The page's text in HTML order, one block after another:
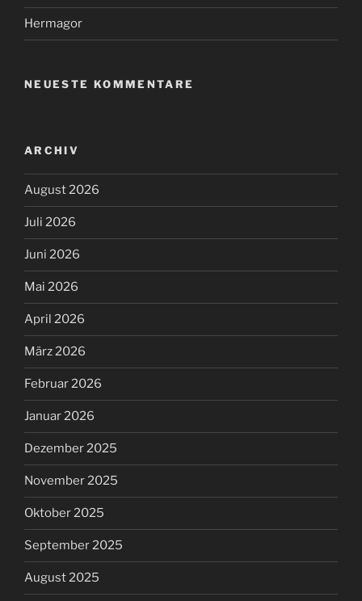
Hermagor
NEUESTE KOMMENTARE
ARCHIV
August 2026
Juli 2026
Juni 2026
Mai 2026
April 2026
März 2026
Februar 2026
Januar 2026
Dezember 2025
November 2025
Oktober 2025
September 2025
August 2025